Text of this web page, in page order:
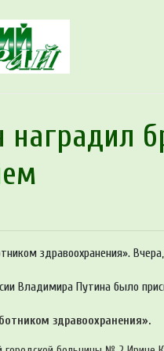
здравоохранения».
Владимира Путина было
здравоохранения».